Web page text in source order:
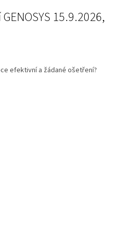
15.9.2026,
efektivní a žádané ošetření?